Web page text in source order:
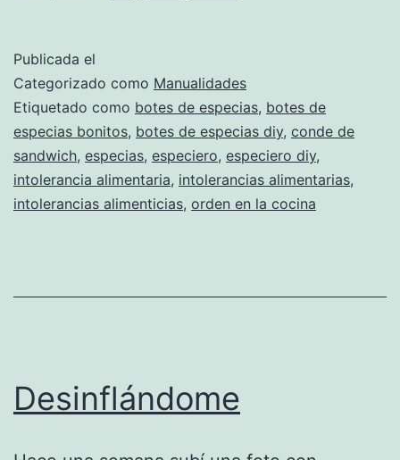
arroz
blanco
Publicada el
Categorizado como Manualidades
Etiquetado como botes de especias, botes de
especias bonitos, botes de especias diy, conde de
sandwich, especias, especiero, especiero diy,
intolerancia alimentaria, intolerancias alimentarias,
intolerancias alimenticias, orden en la cocina
Desinflándome